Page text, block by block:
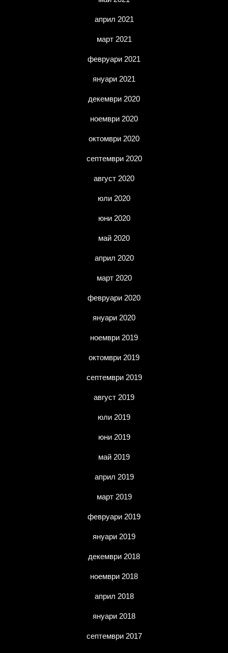
април 2021
март 2021
февруари 2021
януари 2021
декември 2020
ноември 2020
октомври 2020
септември 2020
август 2020
юли 2020
юни 2020
май 2020
април 2020
март 2020
февруари 2020
януари 2020
ноември 2019
октомври 2019
септември 2019
август 2019
юли 2019
юни 2019
май 2019
април 2019
март 2019
февруари 2019
януари 2019
декември 2018
ноември 2018
април 2018
януари 2018
септември 2017